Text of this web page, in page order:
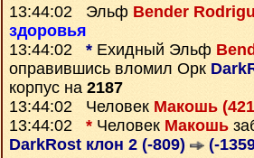
13:44:02 Эльф Bender
здоровья
13:44:02 * Ехидный Эльф
оправившись вломил Орк
корпус на 2187
13:44:02 Человек Макошь
13:44:02 * Человек Макошь
DarkRost клон 2 (-809)
(-